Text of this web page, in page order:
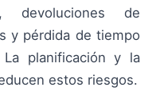
de
y pérdida de tiempo
planificación y la
estos riesgos.